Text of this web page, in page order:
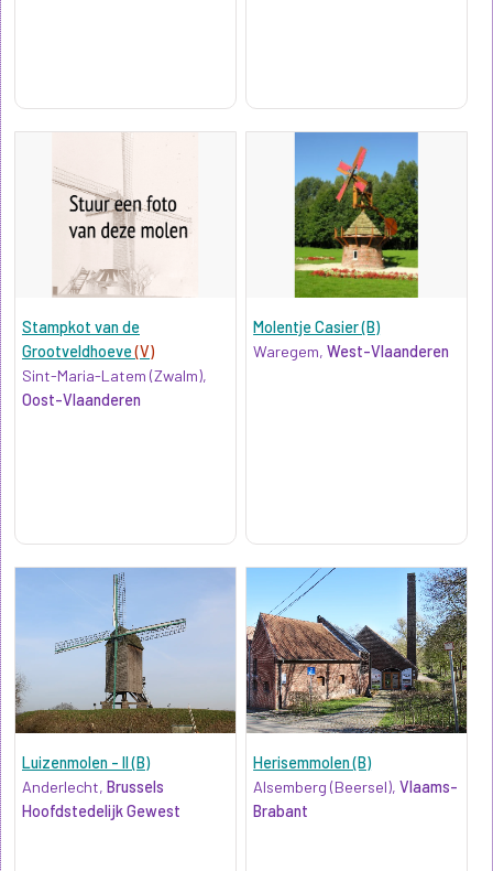
Stampkot van de
Grootveldhoeve(V)
Sint-Maria-Latem (Zwalm),
Oost-Vlaanderen
Molentje Casier (B)
Waregem,West-Vlaanderen
Luizenmolen - II (B)
Anderlecht, Brussels
Hoofdstedelijk Gewest
Herisemmolen (B)
Alsemberg (Beersel),Vlaams-
Brabant